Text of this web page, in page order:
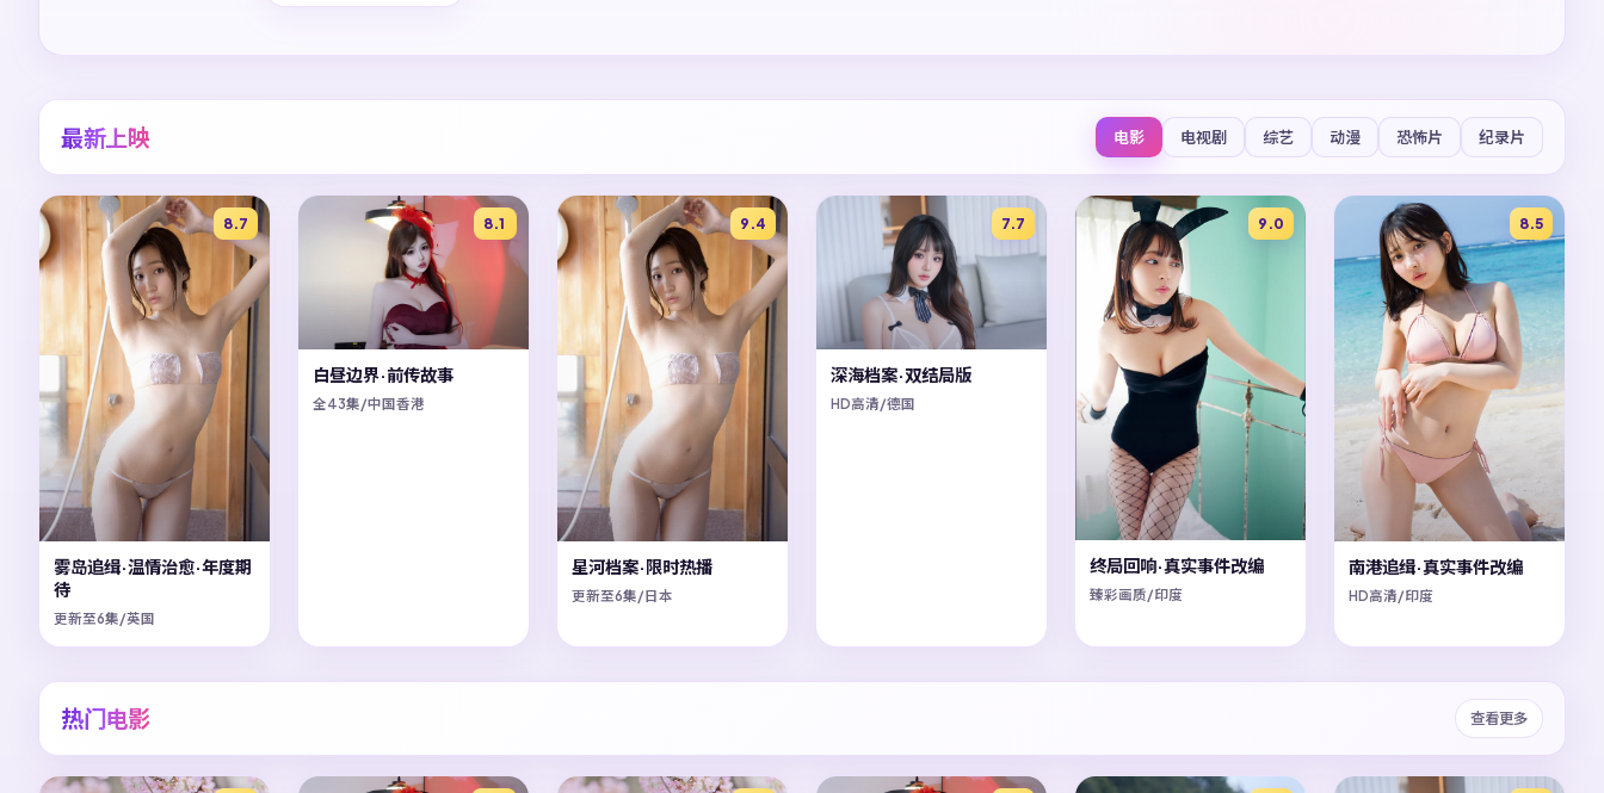
最新上映 电影 电视剧 综艺 动漫 恐怖片 纪录片
8.7
雾岛追缉·温情治愈·年度期
待
更新至6集/英国
8.1
白昼边界·前传故事
全43集/中国香港
9.4
星河档案·限时热播
更新至6集/日本
7.7
深海档案·双结局版
HD高清/德国
9.0
终局回响·真实事件改编
臻彩画质/印度
8.5
南港追缉·真实事件改编
HD高清/印度
热门电影 查看更多